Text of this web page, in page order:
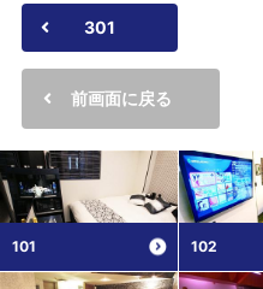
301
前画面に戻る
101 102